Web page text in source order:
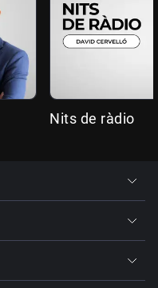
Nits de ràdio